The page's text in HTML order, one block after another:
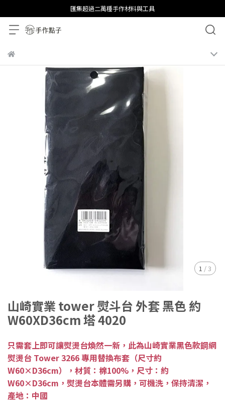
匯集超過二萬種手作材料與工具
1 /3
山崎實業 tower 熨斗台 外套 黑色 約
W60XD36cm 塔 4020
只需套上即可讓熨燙台煥然一新，此為山崎實業黑色款鋼網
熨燙台 Tower 3266 專用替換布套（尺寸約
W60×D36cm），材質：棉100%，尺寸：約
W60×D36cm，熨燙台本體需另購，可機洗，保持清潔，
產地：中國